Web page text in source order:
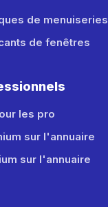
de menuiseries
de fenêtres
les pro
sur l'annuaire
sur l'annuaire